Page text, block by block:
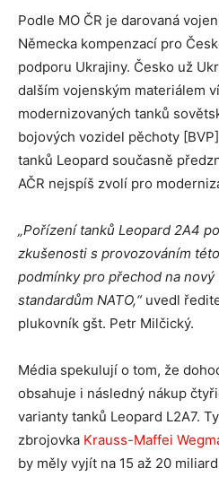
Podle MO ČR je darovaná
Německa kompenzací pro
podporu Ukrajiny. Česko už
dalším vojenským materiálem
modernizovaných tanků
bojových vozidel pěchoty
tanků Leopard současně
AČR nejspíš zvolí pro
„Pořízení tanků Leopard 2A4
zkušenosti s provozováním
podmínky pro přechod na
standardům NATO,“uvedl
plukovník gšt. Petr Milčický.
Média spekulují o tom, že
obsahuje i následný nákup
varianty tanků Leopard L2A7.
zbrojovka Krauss-Maffei
by měly vyjít na 15 až 20